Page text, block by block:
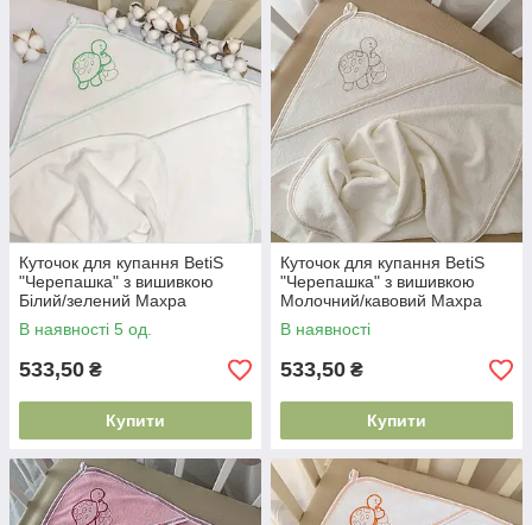
Куточок для купання BetiS
"Черепашка" з вишивкою
Білий/зелений Махра
27682061 75*90 см
В наявності 5 од.
533,50 ₴
Купити
Куточок для купання BetiS
"Черепашка" з вишивкою
Молочний/кавовий Махра
27074050 75*90 см
В наявності
533,50 ₴
Купити